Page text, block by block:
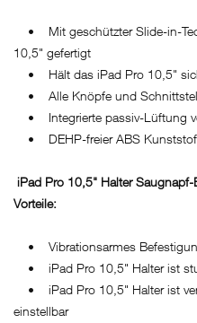
• Mit geschützter Slide-in-
10,5" gefertigt
• Hält das iPad Pro 10,5"
• Alle Knöpfe und
• Integrierte passiv-Lüftung
• DEHP-freier ABS
iPad Pro 10,5" Halter
Vorteile:
• Vibrationsarmes
• iPad Pro 10,5" Halter ist
• iPad Pro 10,5" Halter ist
einstellbar